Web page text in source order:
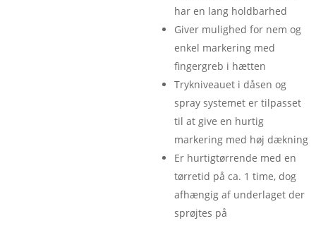
har en lang holdbarhed
Giver mulighed for nem og
enkel markering med
fingergreb i hætten
Trykniveauet i dåsen og
spray systemet er tilpasset
til at give en hurtig
markering med høj dækning
Er hurtigtørrende med en
tørretid på ca. 1 time, dog
afhængig af underlaget der
sprøjtes på